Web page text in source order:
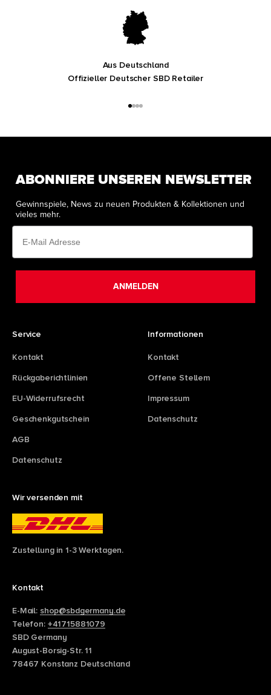
Aus Deutschland
Offizieller Deutscher SBD Retailer
ABONNIERE UNSEREN NEWSLETTER
Gewinnspiele, News zu neuen Produkten & Kollektionen und
vieles mehr.
Email
ANMELDEN
Service
Kontakt
Rückgaberichtlinien
EU-Widerrufsrecht
Geschenkgutschein
AGB
Datenschutz
Informationen
Kontakt
Offene Stellem
Impressum
Datenschutz
Wir versenden mit
Zustellung in 1-3 Werktagen.
Kontakt
E-Mail: shop@sbdgermany.de
Telefon: +41715881079
SBD Germany
August-Borsig-Str. 11
78467 Konstanz Deutschland